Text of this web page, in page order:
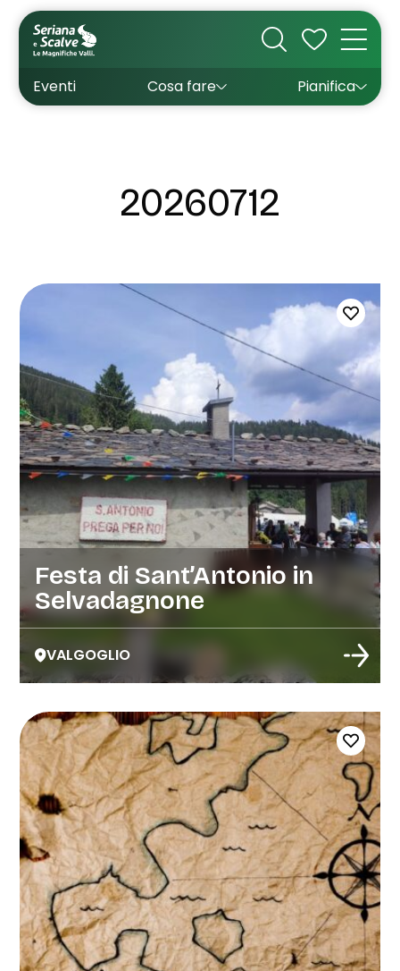
Eventi Cosa fare
Cultura
Outdoor
Pianifica
Dove dormire
Come arrivare
Come muoversi
Wishlist
20260712
Festa di Sant’Antonio in
Selvadagnone
VALGOGLIO